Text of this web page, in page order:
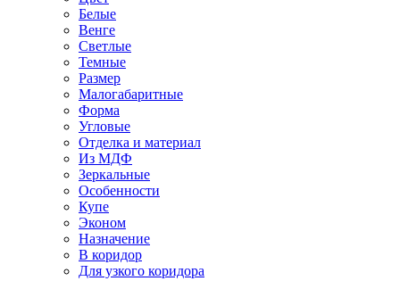
Белые
Венге
Светлые
Темные
Размер
Малогабаритные
Форма
Угловые
Отделка и материал
Из МДФ
Зеркальные
Особенности
Купе
Эконом
Назначение
В коридор
Для узкого коридора